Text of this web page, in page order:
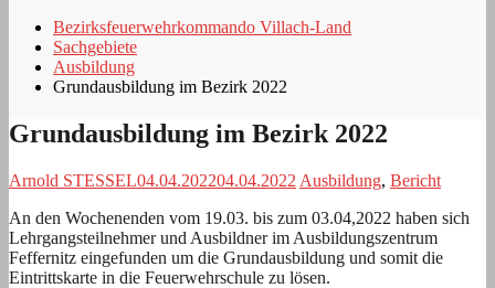
Bezirksfeuerwehrkommando Villach-Land
Sachgebiete
Ausbildung
Grundausbildung im Bezirk 2022
Grundausbildung im Bezirk 2022
Arnold STESSEL04.04.202204.04.2022 Ausbildung, Bericht
An den Wochenenden vom 19.03. bis zum 03.04,2022 haben sich
Lehrgangsteilnehmer und Ausbildner im Ausbildungszentrum
Feffernitz eingefunden um die Grundausbildung und somit die
Eintrittskarte in die Feuerwehrschule zu lösen.